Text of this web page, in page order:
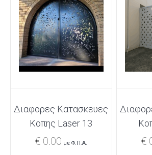
Διαφορες Κατασκευες
Κοπης Laser 13
€0.00 με Φ.Π.Α. €